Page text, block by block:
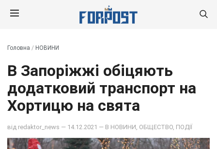
Головна / НОВИНИ
В Запоріжжі обіцяють
додатковий транспорт на
Хортицю на свята
від redaktor_news — 14.12.2021 — В НОВИНИ ОБЩЕСТВО ПОДІЇ